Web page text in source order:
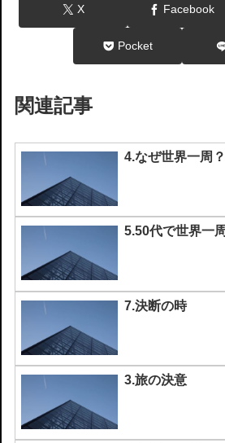
X Facebook
Pocket
関連記事
4.なぜ世界一周？
5.50代で世界一
7.決断の時
3.旅の決意